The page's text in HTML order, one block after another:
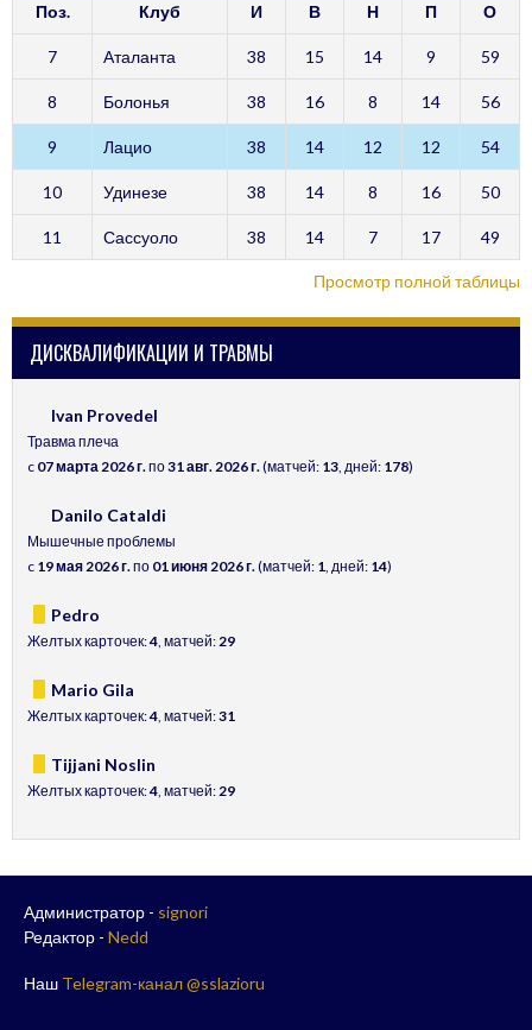
Поз. Клуб И В Н П О
7 Аталанта 38 15 14 9 59
8 Болонья 38 16 8 14 56
9 Лацио 38 14 12 12 54
10 Удинезе 38 14 8 16 50
11 Сассуоло 38 14 7 17 49
Просмотр полной таблицы
ДИСКВАЛИФИКАЦИИ И ТРАВМЫ
Ivan Provedel
Травма плеча
c 07 марта 2026 г.по31 авг. 2026 г.(матчей: 13, дней: 178)
Danilo Cataldi
Мышечные проблемы
c 19 мая 2026 г.по 01 июня 2026 г.(матчей: 1, дней: 14)
Pedro
Желтых карточек:4, матчей:29
Mario Gila
Желтых карточек:4, матчей:31
Tijjani Noslin
Желтых карточек:4, матчей:29
Администратор - signori
Редактор - Nedd
Наш Telegram-канал @sslazioru